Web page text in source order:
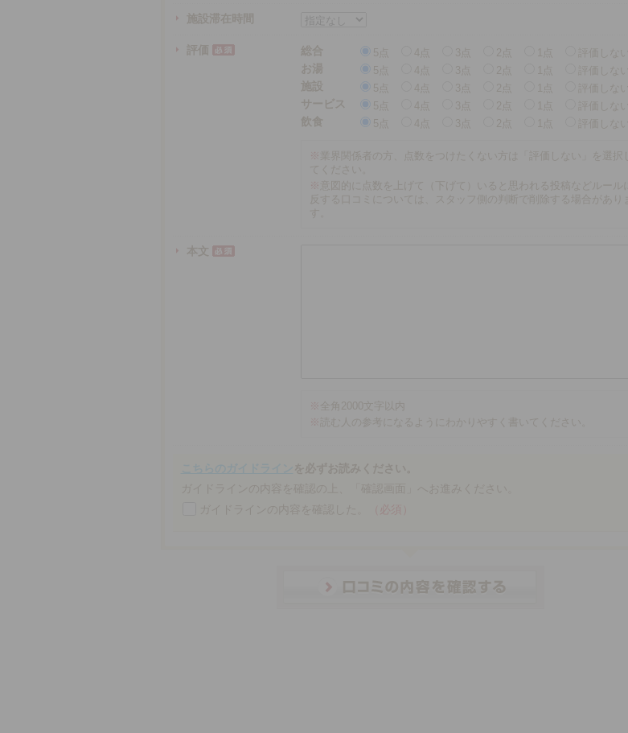
施設滞在時間
評価 総合 5点 3点 2点 1点
評価しない
お湯
5点 3点 2点 1点
評価しない
施設
5点 3点 2点 1点
評価しない
サービス
5点 3点 2点 1点
評価しない
飲食
5点 3点 2点 1点 評価しない
※ 業界関係者の方、点数をつけたくない方は「評価しない」を選択し
てください。
※ 意図的に点数を上げて（下げて）いると思われる投稿などルールに
反する口コミについては、スタッフ側の判断で削除する場合がありま
本文
※ 全角2000文字以内
※ 読む人の参考になるようにわかりやすく書いてください。
（必須）